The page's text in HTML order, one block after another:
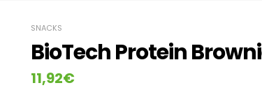
SNACKS
BioTech Protein
11,92€